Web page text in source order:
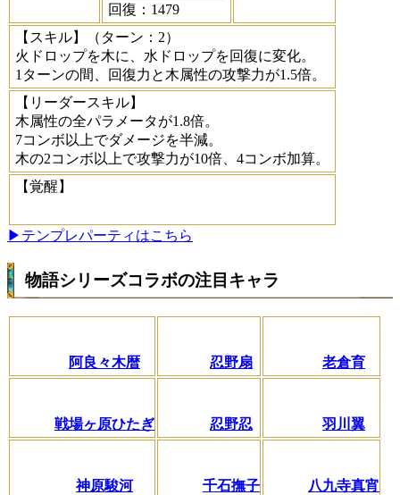
回復：1479
【スキル】
（ターン：2）
火ドロップを木に、水ドロップを回復に変化。
1ターンの間、回復力と木属性の攻撃力が1.5倍。
【リーダースキル】
木属性の全パラメータが1.8倍。
7コンボ以上でダメージを半減。
木の2コンボ以上で攻撃力が10倍、4コンボ加算。
【覚醒】
▶テンプレパーティはこちら
物語シリーズコラボの注目キャラ
阿良々木暦 忍野扇 老倉育
戦場ヶ原ひたぎ 忍野忍 羽川翼
神原駿河 千石撫子
八九寺真宵